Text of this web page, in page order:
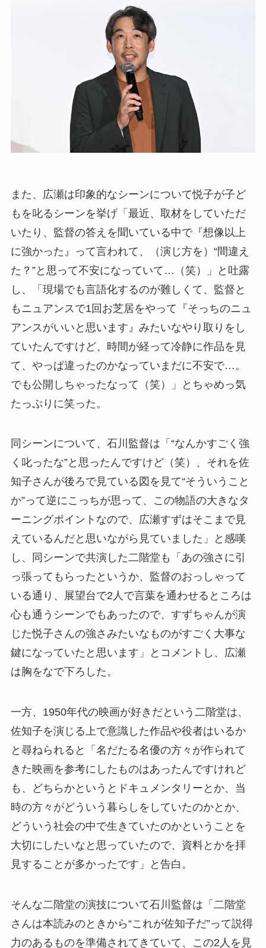
また、広瀬は印象的なシーンについて悦子が子ど
もを叱るシーンを挙げ「最近、取材をしていただ
いたり、監督の答えを聞いている中で『想像以上
に強かった』って言われて、（演じ方を）“間違え
た？”と思って不安になっていて…（笑）」と吐露
し、「現場でも言語化するのが難しくて、監督と
もニュアンスで1回お芝居をやって『そっちのニュ
アンスがいいと思います』みたいなやり取りをし
ていたんですけど、時間が経って冷静に作品を見
て、やっぱ違ったのかなっていまだに不安で…。
でも公開しちゃったなって（笑）」とちゃめっ気
たっぷりに笑った。
同シーンについて、石川監督は「“なんかすごく強
く叱ったな”と思ったんですけど（笑）、それを佐
知子さんが後ろで見ている図を見て“そういうこと
か”って逆にこっちが思って、この物語の大きなタ
ーニングポイントなので、広瀬すずはそこまで見
えているんだと思いながら見ていました」と感嘆
し、同シーンで共演した二階堂も「あの強さに引
っ張ってもらったというか、監督のおっしゃって
いる通り、展望台で2人で言葉を通わせるところは
心も通うシーンでもあったので、すずちゃんが演
じた悦子さんの強さみたいなものがすごく大事な
鍵になっていたと思います」とコメントし、広瀬
は胸をなで下ろした。
一方、1950年代の映画が好きだという二階堂は、
佐知子を演じる上で意識した作品や役者はいるか
と尋ねられると「名だたる名優の方々が作られて
きた映画を参考にしたものはあったんですけれど
も、どちらかというとドキュメンタリーとか、当
時の方々がどういう暮らしをしていたのかとか、
どういう社会の中で生きていたのかということを
大切にしたいなと思っていたので、資料とかを拝
見することが多かったです」と告白。
そんな二階堂の演技について石川監督は「二階堂
さんは本読みのときから“これが佐知子だ”って説得
力のあるものを準備されてきていて、この2人を見